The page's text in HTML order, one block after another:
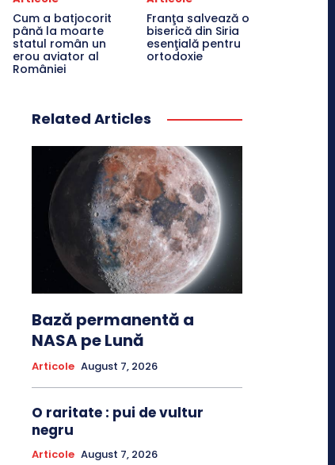
Cum a batjocorit
până la moarte
statul român un
erou aviator al
României
Franţa salvează o
biserică din Siria
esenţială pentru
ortodoxie
Related Articles
Bază permanentă a
NASA pe Lună
Articole August 7, 2026
O raritate : pui de vultur
negru
Articole August 7, 2026